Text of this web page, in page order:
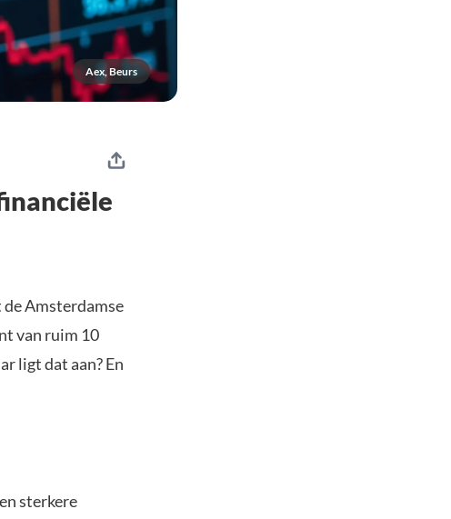
Aex, Beurs
de Amsterdamse
van ruim 10
ligt dat aan? En
sterkere